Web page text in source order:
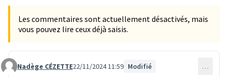
Les commentaires sont actuellement désactivés, mais
vous pouvez lire ceux déjà saisis.
Commentaire 2851
Nadège CÉZETTE22/11/2024 11:59 Modifié …